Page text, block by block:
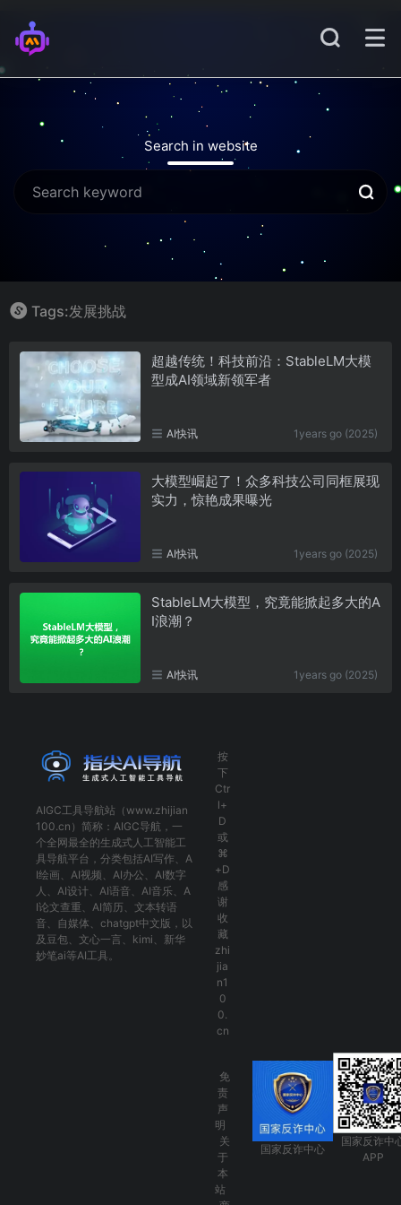
Search in website
Tags:发展挑战
超越传统！科技前沿：StableLM大模
型成AI领域新领军者
AI快讯 1years go (2025)
大模型崛起了！众多科技公司同框展现
实力，惊艳成果曝光
AI快讯 1years go (2025)
StableLM大模型，究竟能掀起多大的A
I浪潮？
AI快讯 1years go (2025)
AIGC工具导航站（www.zhijian
100.cn）简称： AIGC导航 ，一
个全网最全的生成式人工智能工
具导航平台，分类包括AI写作 、 A
I绘画 、 AI视频 、 AI办公 、 AI数字
人 、 AI设计、 AI语音、 AI音乐、 A
I论文查重 、 AI简历 、 文本转语
音、 自媒体 、 chatgpt中文版 ，以
及 豆包、 文心一言 、 kimi 、 新华
妙笔ai等AI工具。
按
下
Ctr
l+
D
或
⌘
+D
感
谢
收
藏
zhi
jia
n1
0
0.
cn
免
责
声
明
关
于
本
站
国家反诈中心
国家反诈中
APP